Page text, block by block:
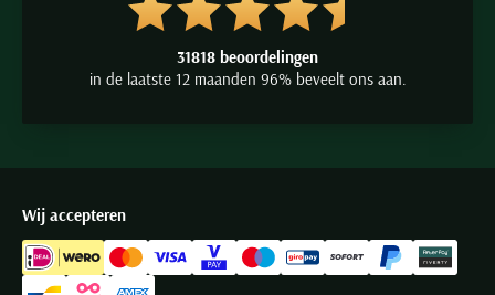
31818 beoordelingen
in de laatste 12 maanden 96% beveelt ons aan.
Wij accepteren